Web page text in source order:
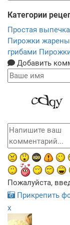
Категории
Простая выпечка
Пирожки
грибами
Добавить
Пожалуйста,
Прикрепить
x